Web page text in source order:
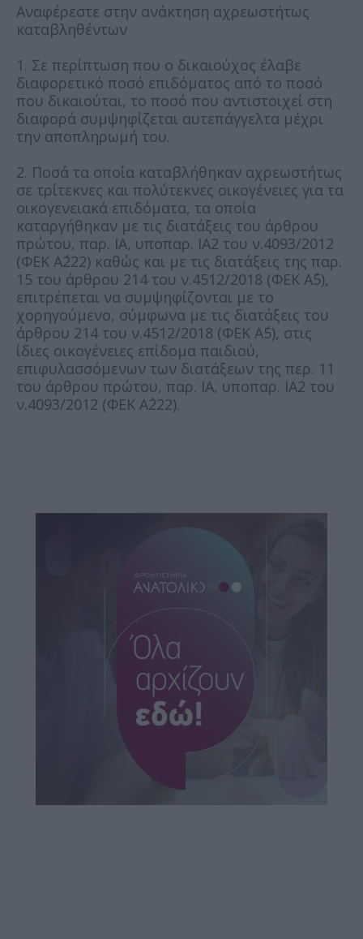
Αναφέρεστε στην ανάκτηση αχρεωστήτως
καταβληθέντων
1. Σε περίπτωση που ο δικαιούχος έλαβε
διαφορετικό ποσό επιδόματος από το ποσό
που δικαιούται, το ποσό που αντιστοιχεί στη
διαφορά συμψηφίζεται αυτεπάγγελτα μέχρι
την αποπληρωμή του.
2. Ποσά τα οποία καταβλήθηκαν αχρεωστήτως
σε τρίτεκνες και πολύτεκνες οικογένειες για τα
οικογενειακά επιδόματα, τα οποία
καταργήθηκαν με τις διατάξεις του άρθρου
πρώτου, παρ. ΙΑ, υποπαρ. ΙΑ2 του ν.4093/2012
(ΦΕΚ Α΄222) καθώς και με τις διατάξεις της παρ.
15 του άρθρου 214 του ν.4512/2018 (ΦΕΚ Α΄5),
επιτρέπεται να συμψηφίζονται με το
χορηγούμενο, σύμφωνα με τις διατάξεις του
άρθρου 214 του ν.4512/2018 (ΦΕΚ Α΄5), στις
ίδιες οικογένειες επίδομα παιδιού,
επιφυλασσόμενων των διατάξεων της περ. 11
του άρθρου πρώτου, παρ. ΙΑ, υποπαρ. ΙΑ2 του
ν.4093/2012 (ΦΕΚ Α΄222).